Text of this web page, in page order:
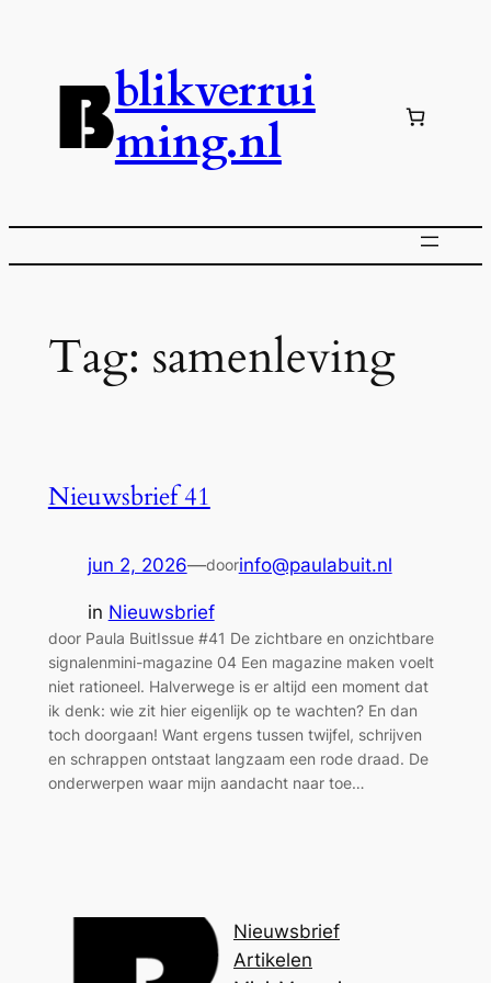
blikverrui
ming.nl
Tag: samenleving
Nieuwsbrief 41
jun 2, 2026—doorinfo@paulabuit.nl
in Nieuwsbrief
door Paula BuitIssue #41 De zichtbare en onzichtbare
signalenmini-magazine 04 Een magazine maken voelt
niet rationeel. Halverwege is er altijd een moment dat
ik denk: wie zit hier eigenlijk op te wachten? En dan
toch doorgaan! Want ergens tussen twijfel, schrijven
en schrappen ontstaat langzaam een rode draad. De
onderwerpen waar mijn aandacht naar toe…
Nieuwsbrief
Artikelen